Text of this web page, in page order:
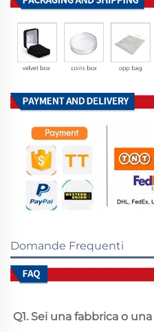
Domande Frequenti
Q1. Sei una fabbrica o